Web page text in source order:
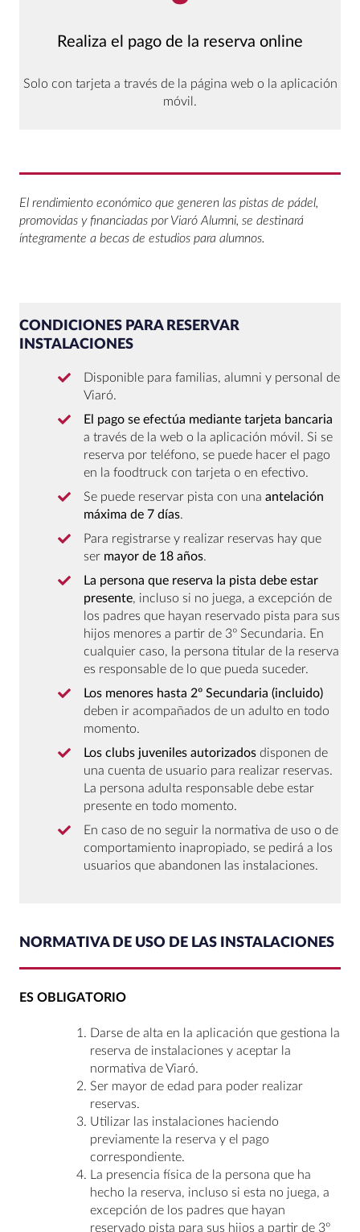
Realiza el pago de la reserva online
Solo con tarjeta a través de la página web o la aplicación
móvil.
El rendimiento económico que generen las pistas de pádel,
promovidas y financiadas por Viaró Alumni, se destinará
íntegramente a becas de estudios para alumnos.
CONDICIONES PARA RESERVAR
INSTALACIONES
Disponible para familias, alumni y personal de
Viaró.
El pago se efectúa mediante tarjeta bancaria
a través de la web o la aplicación móvil. Si se
reserva por teléfono, se puede hacer el pago
en la foodtruck con tarjeta o en efectivo.
Se puede reservar pista con una antelación
máxima de 7 días.
Para registrarse y realizar reservas hay que
ser mayor de 18 años.
La persona que reserva la pista debe estar
presente, incluso si no juega, a excepción de
los padres que hayan reservado pista para sus
hijos menores a partir de 3º Secundaria. En
cualquier caso, la persona titular de la reserva
es responsable de lo que pueda suceder.
Los menores hasta 2º Secundaria (incluido)
deben ir acompañados de un adulto en todo
momento.
Los clubs juveniles autorizados disponen de
una cuenta de usuario para realizar reservas.
La persona adulta responsable debe estar
presente en todo momento.
En caso de no seguir la normativa de uso o de
comportamiento inapropiado, se pedirá a los
usuarios que abandonen las instalaciones.
NORMATIVA DE USO DE LAS INSTALACIONES
ES OBLIGATORIO
Darse de alta en la aplicación que gestiona la
reserva de instalaciones y aceptar la
normativa de Viaró.
Ser mayor de edad para poder realizar
reservas.
Utilizar las instalaciones haciendo
previamente la reserva y el pago
correspondiente.
La presencia física de la persona que ha
hecho la reserva, incluso si esta no juega, a
excepción de los padres que hayan
reservado pista para sus hijos a partir de 3º